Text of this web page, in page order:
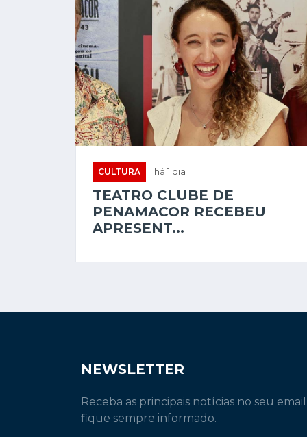
CULTURA há 1 dia
TEATRO CLUBE DE
PENAMACOR RECEBEU
APRESENT...
NEWSLETTER
Receba as principais notícias no seu
fique sempre informado.